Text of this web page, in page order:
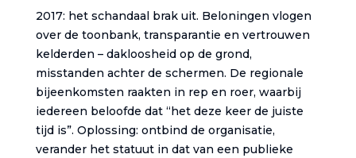
2017: het schandaal brak uit. Beloningen vlogen
over de toonbank, transparantie en vertrouwen
kelderden – dakloosheid op de grond,
misstanden achter de schermen. De regionale
bijeenkomsten raakten in rep en roer, waarbij
iedereen beloofde dat “het deze keer de juiste
tijd is”. Oplossing: ontbind de organisatie,
verander het statuut in dat van een publieke